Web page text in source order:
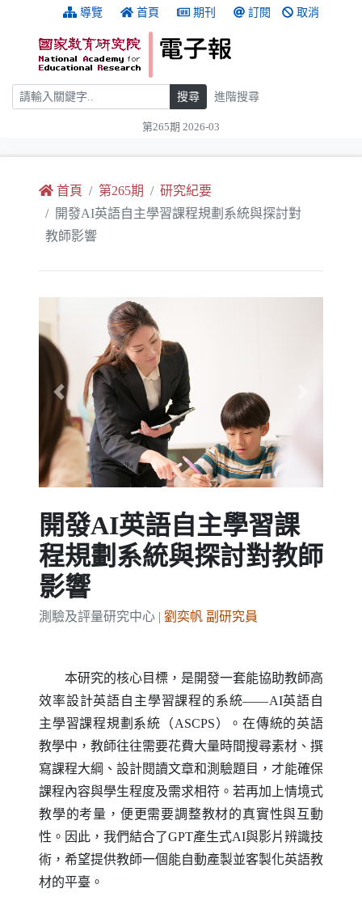
跳到主要內容 導覽 首頁 期刊 訂閱 取消
搜尋 搜尋 進階搜尋
第265期 2026-03
首頁 第265期
研究紀要
開發AI英語自主學習課程規劃系統與探討對
教師影響
Previous
開發AI英語自主學習課
程規劃系統與探討對教師
影響
測驗及評量研究中心 | 劉奕帆 副研究員
本研究的核心目標，是開發一套能協助教師高
效率設計英語自主學習課程的系統——AI英語自
主學習課程規劃系統（ASCPS）。在傳統的英語
教學中，教師往往需要花費大量時間搜尋素材、撰
寫課程大綱、設計閱讀文章和測驗題目，才能確保
課程內容與學生程度及需求相符。若再加上情境式
教學的考量，便更需要調整教材的真實性與互動
性。因此，我們結合了GPT產生式AI與影片辨識技
術，希望提供教師一個能自動產製並客製化英語教
材的平臺。